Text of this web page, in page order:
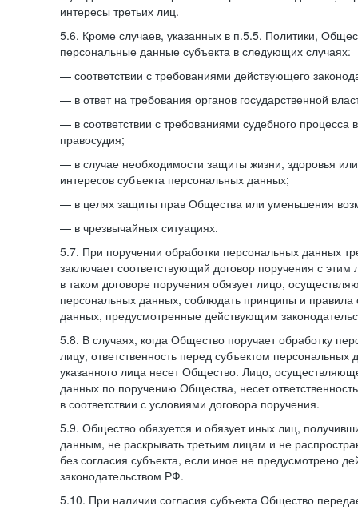
интересы третьих лиц.
5.6. Кроме случаев, указанных в п.5.5. Политики,
персональные данные субъекта в следующих случаях:
— соответствии с требованиями действующего
— в ответ на требования органов государственной
— в соответствии с требованиями судебного процесса
правосудия;
— в случае необходимости защиты жизни, здоровья
интересов субъекта персональных данных;
— в целях защиты прав Общества или уменьшения
— в чрезвычайных ситуациях.
5.7. При поручении обработки персональных данных
заключает соответствующий договор поручения с
в таком договоре поручения обязует лицо,
персональных данных, соблюдать принципы и правила
данных, предусмотренные действующим
5.8. В случаях, когда Общество поручает обработку
лицу, ответственность перед субъектом персональных
указанного лица несет Общество. Лицо,
данных по поручению Общества, несет
в соответствии с условиями договора поручения.
5.9. Общество обязуется и обязует иных лиц,
данным, не раскрывать третьим лицам и не
без согласия субъекта, если иное не предусмотрено
законодательством РФ.
5.10. При наличии согласия субъекта Общество